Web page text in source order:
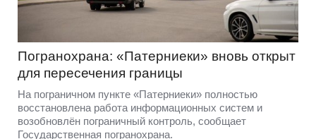
Погранохрана: «Патерниеки» вновь открыт
для пересечения границы
На пограничном пункте «Патерниеки» полностью
восстановлена работа информационных систем и
возобновлён пограничный контроль, сообщает
Государственная погранохрана.